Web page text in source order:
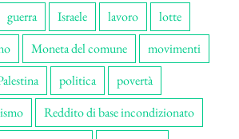
guerra Israele lavoro
lotte
Moneta del comune
movimenti
politica
povertà
Reddito di base incondizionato